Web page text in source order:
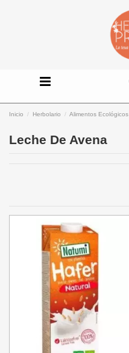
Inicio Herbolario Alimentos Ecológicos
Leche De Avena